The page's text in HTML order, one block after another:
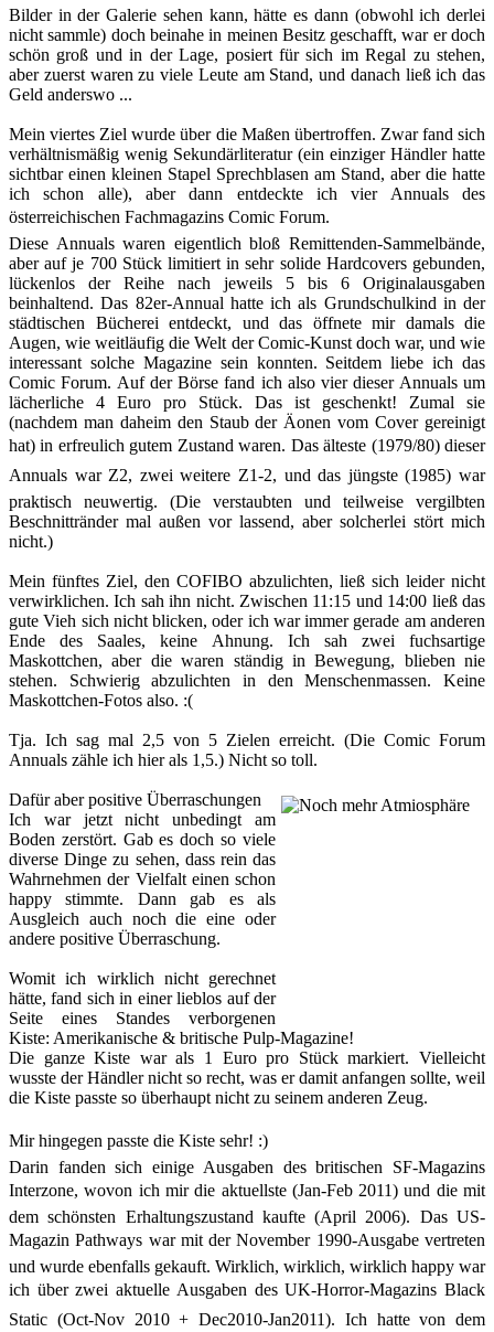
Bilder in der Galerie sehen kann, hätte es dann (obwohl ich derlei
nicht sammle) doch beinahe in meinen Besitz geschafft, war er doch
schön groß und in der Lage, posiert für sich im Regal zu stehen,
aber zuerst waren zu viele Leute am Stand, und danach ließ ich das
Geld anderswo ...
Mein viertes Ziel wurde über die Maßen übertroffen. Zwar fand sich
verhältnismäßig wenig Sekundärliteratur (ein einziger Händler hatte
sichtbar einen kleinen Stapel Sprechblasen am Stand, aber die hatte
ich schon alle), aber dann entdeckte ich vier Annuals des
österreichischen Fachmagazins Comic Forum.
Diese Annuals waren eigentlich bloß Remittenden-Sammelbände,
aber auf je 700 Stück limitiert in sehr solide Hardcovers gebunden,
lückenlos der Reihe nach jeweils 5 bis 6 Originalausgaben
beinhaltend. Das 82er-Annual hatte ich als Grundschulkind in der
städtischen Bücherei entdeckt, und das öffnete mir damals die
Augen, wie weitläufig die Welt der Comic-Kunst doch war, und wie
interessant solche Magazine sein konnten. Seitdem liebe ich das
Comic Forum. Auf der Börse fand ich also vier dieser Annuals um
lächerliche 4 Euro pro Stück. Das ist geschenkt! Zumal sie
(nachdem man daheim den Staub der Äonen vom Cover gereinigt
hat) in erfreulich gutem Zustand waren. Das älteste (1979/80) dieser
Annuals war Z2, zwei weitere Z1-2, und das jüngste (1985) war
praktisch neuwertig. (Die verstaubten und teilweise vergilbten
Beschnittränder mal außen vor lassend, aber solcherlei stört mich
nicht.)
Mein fünftes Ziel, den COFIBO abzulichten, ließ sich leider nicht
verwirklichen. Ich sah ihn nicht. Zwischen 11:15 und 14:00 ließ das
gute Vieh sich nicht blicken, oder ich war immer gerade am anderen
Ende des Saales, keine Ahnung. Ich sah zwei fuchsartige
Maskottchen, aber die waren ständig in Bewegung, blieben nie
stehen. Schwierig abzulichten in den Menschenmassen. Keine
Maskottchen-Fotos also. :(
Tja. Ich sag mal 2,5 von 5 Zielen erreicht. (Die Comic Forum
Annuals zähle ich hier als 1,5.) Nicht so toll.
Dafür aber positive Überraschungen
Ich war jetzt nicht unbedingt am
Boden zerstört. Gab es doch so viele
diverse Dinge zu sehen, dass rein das
Wahrnehmen der Vielfalt einen schon
happy stimmte. Dann gab es als
Ausgleich auch noch die eine oder
andere positive Überraschung.
Womit ich wirklich nicht gerechnet
hätte, fand sich in einer lieblos auf der
Seite eines Standes verborgenen
Kiste: Amerikanische & britische Pulp-Magazine!
Die ganze Kiste war als 1 Euro pro Stück markiert. Vielleicht
wusste der Händler nicht so recht, was er damit anfangen sollte, weil
die Kiste passte so überhaupt nicht zu seinem anderen Zeug.
Mir hingegen passte die Kiste sehr! :)
Darin fanden sich einige Ausgaben des britischen SF-Magazins
Interzone, wovon ich mir die aktuellste (Jan-Feb 2011) und die mit
dem schönsten Erhaltungszustand kaufte (April 2006). Das US-
Magazin Pathways war mit der November 1990-Ausgabe vertreten
und wurde ebenfalls gekauft. Wirklich, wirklich, wirklich happy war
ich über zwei aktuelle Ausgaben des UK-Horror-Magazins Black
Static (Oct-Nov 2010 + Dec2010-Jan2011). Ich hatte von dem